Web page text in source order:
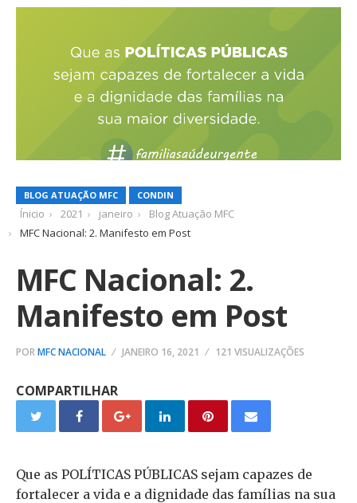
BLOG ATUAÇÃO MFC CONDIN
Ínicio 2021 janeiro
Blog Atuação MFC
MFC Nacional: 2. Manifesto em Post
MFC Nacional: 2.
Manifesto em Post
PORMFC NACIONAL JANEIRO 16, 2021 121 VISUALIZAÇÕES
COMPARTILHAR
Que as POLÍTICAS PÚBLICAS sejam capazes de
fortalecer a vida e a dignidade das famílias na sua